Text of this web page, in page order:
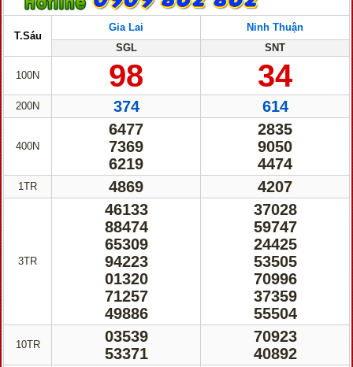
T.Sáu
100N
200N
400N
1TR
3TR
10TR
Gia Lai
SGL
98
374
6477
7369
6219
4869
46133
88474
65309
94223
01320
71257
49886
03539
53371
Ninh Thuận
SNT
34
614
2835
9050
4474
4207
37028
59747
24425
53505
70996
37359
55504
70923
40892